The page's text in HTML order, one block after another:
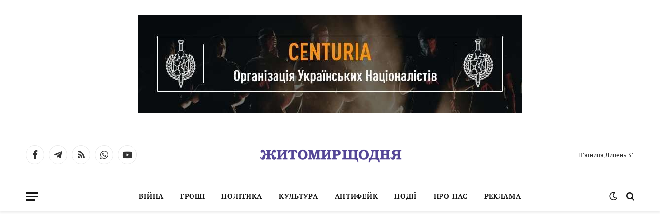
FacebookTelegramRSS WhatsAppYouTube П’ятниця, Липень 31
ВІЙНА ГРОШІ ПОЛІТИКА КУЛЬТУРА АНТИФЕЙК ПОДІЇ ПРО НАС РЕКЛАМА